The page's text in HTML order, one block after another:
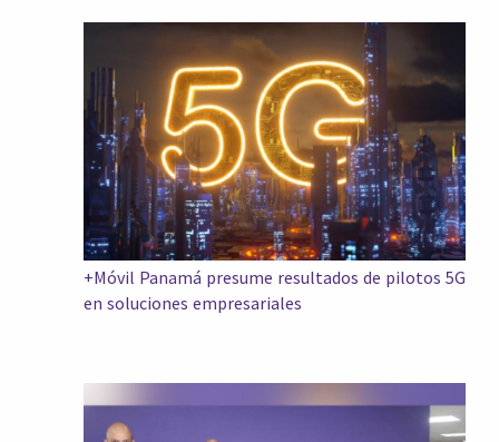
+Móvil Panamá presume resultados de pilotos 5G
en soluciones empresariales